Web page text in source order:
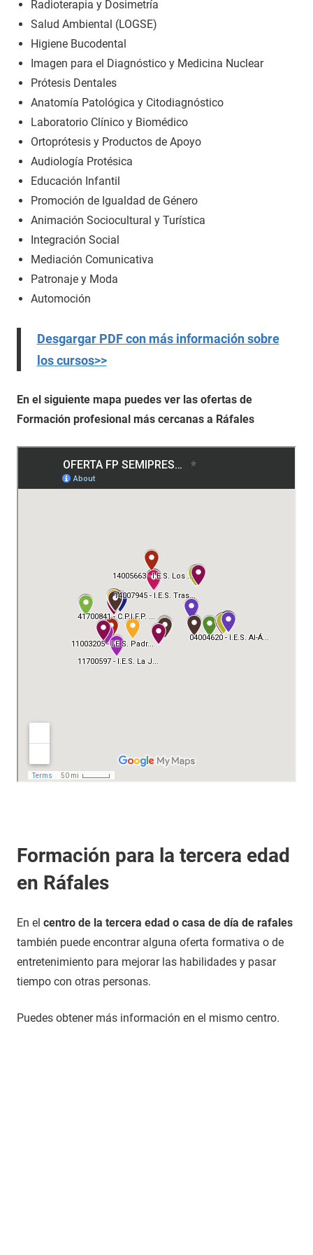
Radioterapia y Dosimetría
Salud Ambiental (LOGSE)
Higiene Bucodental
Imagen para el Diagnóstico y Medicina Nuclear
Prótesis Dentales
Anatomía Patológica y Citodiagnóstico
Laboratorio Clínico y Biomédico
Ortoprótesis y Productos de Apoyo
Audiología Protésica
Educación Infantil
Promoción de Igualdad de Género
Animación Sociocultural y Turística
Integración Social
Mediación Comunicativa
Patronaje y Moda
Automoción
Desgargar PDF con más información sobre
los cursos>>
En el siguiente mapa puedes ver las ofertas de
Formación profesional más cercanas a Ráfales
Formación para la tercera edad
en Ráfales
En el centro de la tercera edad o casa de día de rafales
también puede encontrar alguna oferta formativa o de
entretenimiento para mejorar las habilidades y pasar
tiempo con otras personas.
Puedes obtener más información en el mismo centro.